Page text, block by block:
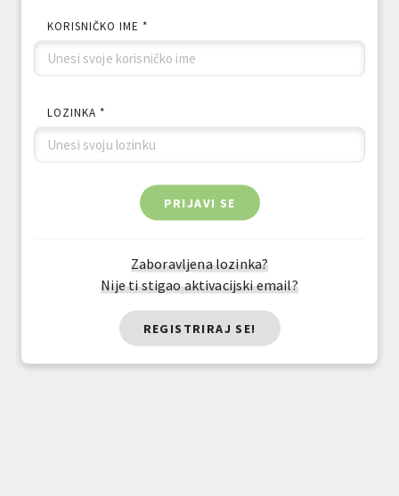
KORISNIČKO IME *
LOZINKA *
PRIJAVI SE
Zaboravljena lozinka?
Nije ti stigao aktivacijski email?
REGISTRIRAJ SE!